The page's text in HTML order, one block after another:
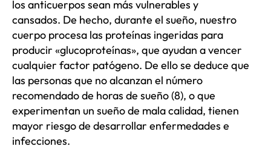
los anticuerpos sean más vulnerables y
cansados. De hecho, durante el sueño, nuestro
cuerpo procesa las proteínas ingeridas para
producir «glucoproteínas», que ayudan a vencer
cualquier factor patógeno. De ello se deduce que
las personas que no alcanzan el número
recomendado de horas de sueño (8), o que
experimentan un sueño de mala calidad, tienen
mayor riesgo de desarrollar enfermedades e
infecciones.